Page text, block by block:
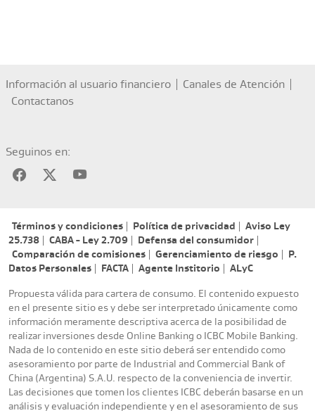
Información al usuario financiero
Canales de Atención
Contactanos
Seguinos en:
Términos y condiciones Política de privacidad
Aviso Ley
25.738
CABA - Ley 2.709
Defensa del consumidor
Comparación de comisiones
Gerenciamiento de riesgo
P.
Datos Personales
FACTA Agente Institorio ALyC
Propuesta válida para cartera de consumo. El contenido expuesto
en el presente sitio es y debe ser interpretado únicamente como
información meramente descriptiva acerca de la posibilidad de
realizar inversiones desde Online Banking o ICBC Mobile Banking.
Nada de lo contenido en este sitio deberá ser entendido como
asesoramiento por parte de Industrial and Commercial Bank of
China (Argentina) S.A.U. respecto de la conveniencia de invertir.
Las decisiones que tomen los clientes ICBC deberán basarse en un
análisis y evaluación independiente y en el asesoramiento de sus